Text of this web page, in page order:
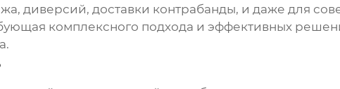
диверсий, доставки контрабанды, и даже для
комплексного подхода и эффективных